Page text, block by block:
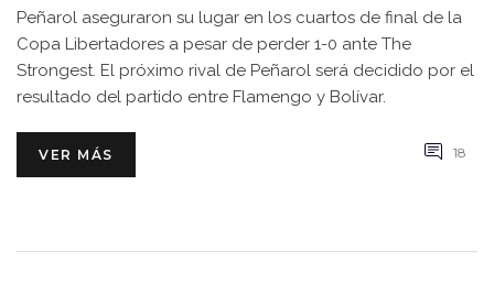
Peñarol aseguraron su lugar en los cuartos de final de la
Copa Libertadores a pesar de perder 1-0 ante The
Strongest. El próximo rival de Peñarol será decidido por el
resultado del partido entre Flamengo y Bolívar.
VER MÁS 18